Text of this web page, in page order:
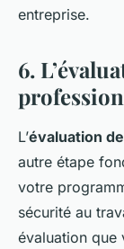
entreprise.
6.
L’évaluation
autre étape
votre
sécurité au
évaluation que